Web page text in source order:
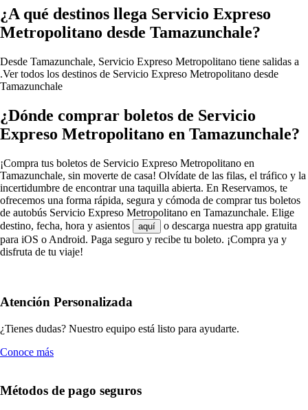
¿A qué destinos llega Servicio Expreso
Metropolitano desde Tamazunchale?
Desde Tamazunchale, Servicio Expreso Metropolitano tiene salidas a
.Ver todos los destinos de Servicio Expreso Metropolitano desde
Tamazunchale
¿Dónde comprar boletos de Servicio
Expreso Metropolitano en Tamazunchale?
¡Compra tus boletos de Servicio Expreso Metropolitano en
Tamazunchale, sin moverte de casa! Olvídate de las filas, el tráfico y la
incertidumbre de encontrar una taquilla abierta. En Reservamos, te
ofrecemos una forma rápida, segura y cómoda de comprar tus boletos
de autobús Servicio Expreso Metropolitano en Tamazunchale. Elige
destino, fecha, hora y asientos
aquí
o descarga nuestra app gratuita
para iOS o Android. Paga seguro y recibe tu boleto. ¡Compra ya y
disfruta de tu viaje!
Atención Personalizada
¿Tienes dudas? Nuestro equipo está listo para ayudarte.
Conoce más
Métodos de pago seguros